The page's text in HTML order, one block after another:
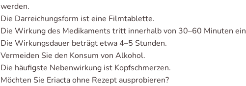
werden.
Die Darreichungsform ist eine Filmtablette.
Die Wirkung des Medikaments tritt innerhalb von 30–60 Minuten
Die Wirkungsdauer beträgt etwa 4–5 Stunden.
Vermeiden Sie den Konsum von Alkohol.
Die häufigste Nebenwirkung ist Kopfschmerzen.
Möchten Sie Eriacta ohne Rezept ausprobieren?